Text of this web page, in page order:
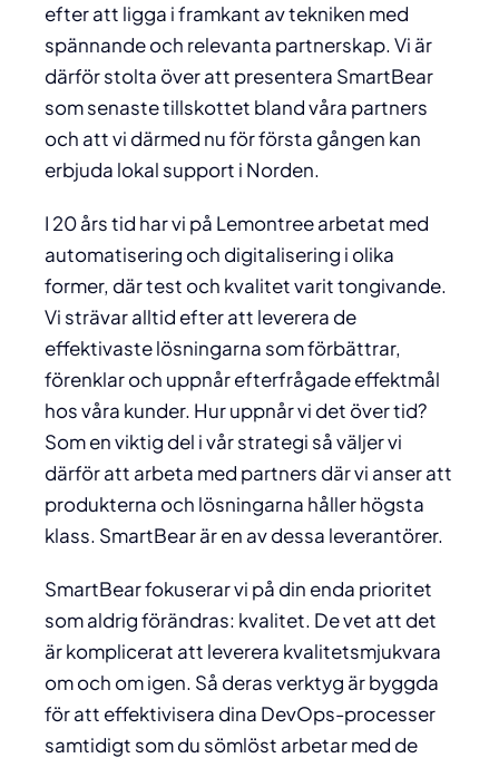
efter att ligga i framkant av tekniken med
spännande och relevanta partnerskap. Vi är
därför stolta över att presentera SmartBear
som senaste tillskottet bland våra partners
och att vi därmed nu för första gången kan
erbjuda lokal support i Norden.
I 20 års tid har vi på Lemontree arbetat med
automatisering och digitalisering i olika
former, där test och kvalitet varit tongivande.
Vi strävar alltid efter att leverera de
effektivaste lösningarna som förbättrar,
förenklar och uppnår efterfrågade effektmål
hos våra kunder. Hur uppnår vi det över tid?
Som en viktig del i vår strategi så väljer vi
därför att arbeta med partners där vi anser att
produkterna och lösningarna håller högsta
klass. SmartBear är en av dessa leverantörer.
SmartBear fokuserar vi på din enda prioritet
som aldrig förändras: kvalitet. De vet att det
är komplicerat att leverera kvalitetsmjukvara
om och om igen. Så deras verktyg är byggda
för att effektivisera dina DevOps-processer
samtidigt som du sömlöst arbetar med de